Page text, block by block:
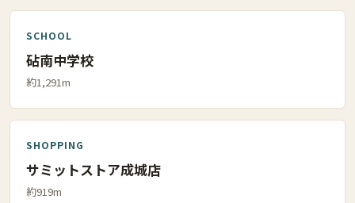
SCHOOL
砧南中学校
約1,291m
SHOPPING
サミットストア成城店
約919m